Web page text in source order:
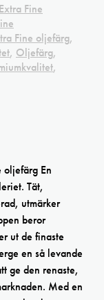
Fine
Fine oljefärg,
, Oljefärg,
,
En
Tät,
utmärker
beror
ut de finaste
en så levande
ge den renaste,
Med en